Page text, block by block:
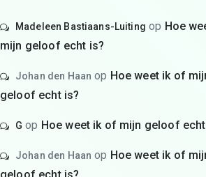
Madeleen Bastiaans-Luiting op Hoe
mijn geloof echt is?
Johan den Haan op Hoe weet ik of
geloof echt is?
G op Hoe weet ik of mijn geloof
Johan den Haan op Hoe weet ik of